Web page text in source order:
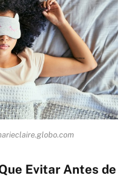
Evitar Antes de